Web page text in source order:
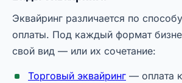
Эквайринг различается по
оплаты. Под каждый формат
свой вид — или их сочетание:
Торговый эквайринг — оплата